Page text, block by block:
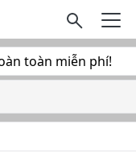
toàn miễn phí!